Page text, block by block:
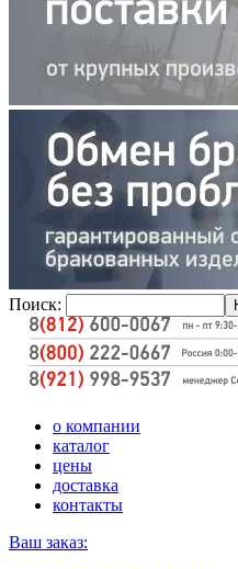
Поиск:
о компании
каталог
цены
доставка
контакты
Ваш заказ: